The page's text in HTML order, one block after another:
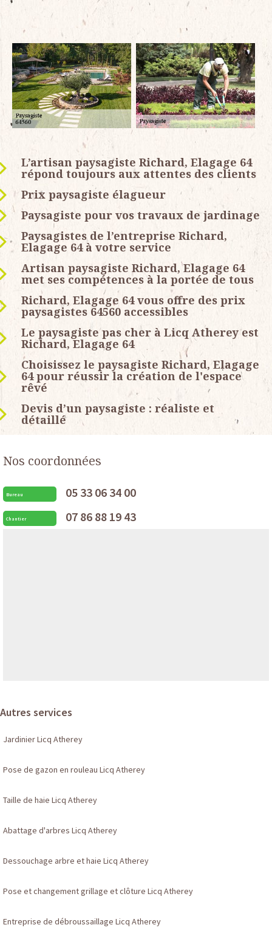
L’artisan paysagiste Richard, Elagage 64
répond toujours aux attentes des clients
Prix paysagiste élagueur
Paysagiste pour vos travaux de jardinage
Paysagistes de l’entreprise Richard,
Elagage 64 à votre service
Artisan paysagiste Richard, Elagage 64
met ses compétences à la portée de tous
Richard, Elagage 64 vous offre des prix
paysagistes 64560 accessibles
Le paysagiste pas cher à Licq Atherey est
Richard, Elagage 64
Choisissez le paysagiste Richard, Elagage
64 pour réussir la création de l'espace
rêvé
Devis d’un paysagiste : réaliste et
détaillé
Nos coordonnées
Bureau 05 33 06 34 00
Chantier 07 86 88 19 43
Autres services
Jardinier Licq Atherey
Pose de gazon en rouleau Licq Atherey
Taille de haie Licq Atherey
Abattage d'arbres Licq Atherey
Dessouchage arbre et haie Licq Atherey
Pose et changement grillage et clôture Licq Atherey
Entreprise de débroussaillage Licq Atherey